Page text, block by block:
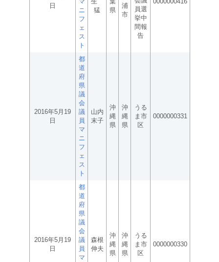
日
ニ
フ
ェ
ス
ト
猛
県
浦
市
員選
挙中
間報
告
2016年5月19
日
都
道
府
県
議
会
議
員
マ
ニ
フ
ェ
ス
ト
山内
末子
沖
縄
県
沖
縄
県
うる
ま市
区
0000000331
2016年5月19
日
都
道
府
県
議
会
議
員
マ
森根
伸夫
沖
縄
県
沖
縄
県
うる
ま市
区
0000000330